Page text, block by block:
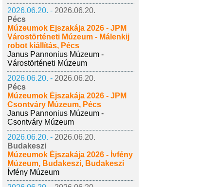
2026.06.20. - 2026.06.20.
Pécs
Múzeumok Éjszakája 2026 - JPM
Várostörténeti Múzeum - Málenkij
robot kiállítás, Pécs
Janus Pannonius Múzeum -
Várostörténeti Múzeum
2026.06.20. - 2026.06.20.
Pécs
Múzeumok Éjszakája 2026 - JPM
Csontváry Múzeum, Pécs
Janus Pannonius Múzeum -
Csontváry Múzeum
2026.06.20. - 2026.06.20.
Budakeszi
Múzeumok Éjszakája 2026 - Ívfény
Múzeum, Budakeszi, Budakeszi
Ívfény Múzeum